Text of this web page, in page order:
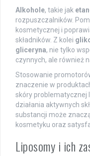
Alkohole, takie jak
rozpuszczalników.
kosmetycznej i
składników. Z kolei
gliceryna, nie tylko
czynnych, ale również
Stosowanie
znaczenie w
skóry problematycznej
działania aktywnych
substancji może
kosmetyku oraz
Liposomy i ich